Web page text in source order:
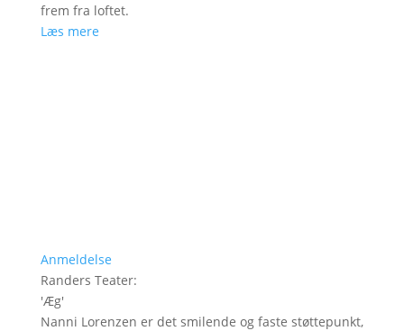
frem fra loftet.
Læs mere
Anmeldelse
Randers Teater:
'Æg'
Nanni Lorenzen er det smilende og faste støttepunkt,